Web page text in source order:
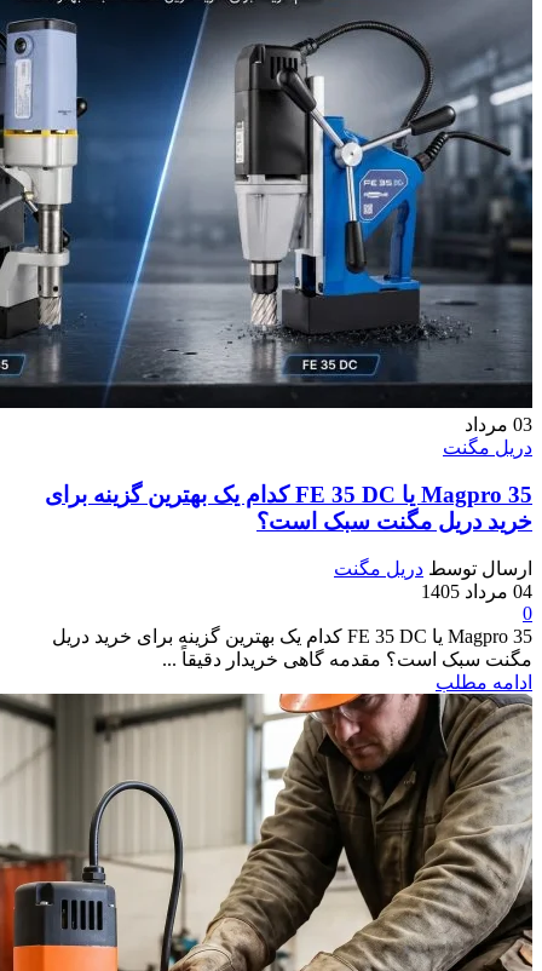
03 مرداد
دریل مگنت
Magpro 35 یا FE 35 DC کدام‌ یک بهترین گزینه برای
خرید دریل مگنت سبک است؟
ارسال توسط دریل مگنت
04 مرداد 1405
0
Magpro 35 یا FE 35 DC کدام‌ یک بهترین گزینه برای خرید دریل
مگنت سبک است؟ مقدمه گاهی خریدار دقیقاً ...
ادامه مطلب